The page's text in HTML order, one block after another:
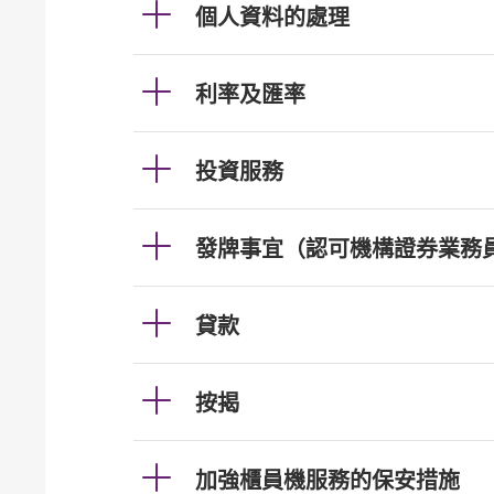
個人資料的處理
利率及匯率
投資服務
發牌事宜（認可機構證券業務
貸款
按揭
加強櫃員機服務的保安措施